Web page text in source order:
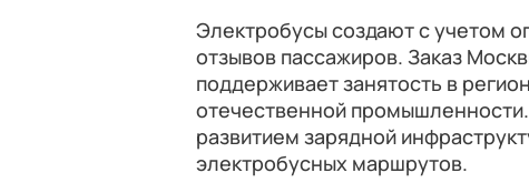
Электробусы создают с учетом
отзывов пассажиров. Заказ
поддерживает занятость в
отечественной
развитием зарядной
электробусных маршрутов.